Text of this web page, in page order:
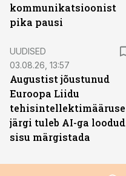
kommunikatsioonist
pika pausi
UUDISED
03.08.26, 13:57
Augustist jõustunud
Euroopa Liidu
tehisintellektimääruse
järgi tuleb AI-ga loodud
sisu märgistada